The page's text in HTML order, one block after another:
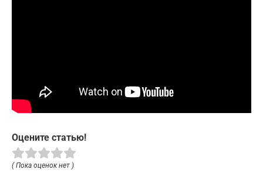
Оцените статью!
( Пока оценок нет )